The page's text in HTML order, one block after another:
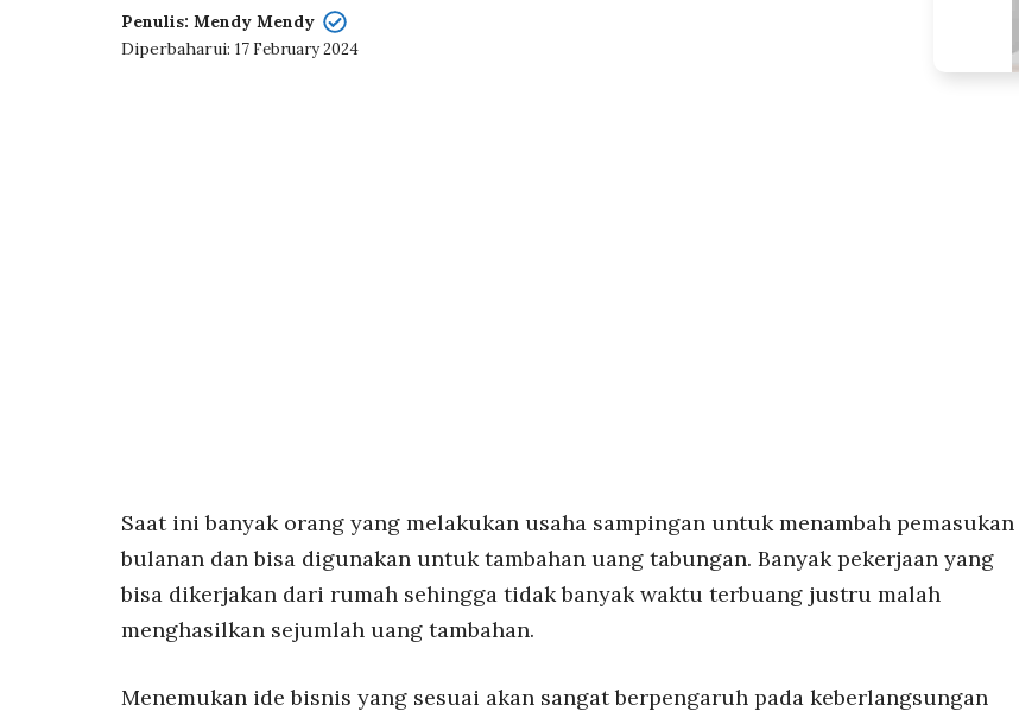
Penulis: Mendy Mendy
Diperbaharui: 17 February 2024
Saat ini banyak orang yang melakukan usaha sampingan untuk menambah pemasukan
bulanan dan bisa digunakan untuk tambahan uang tabungan. Banyak pekerjaan yang
bisa dikerjakan dari rumah sehingga tidak banyak waktu terbuang justru malah
menghasilkan sejumlah uang tambahan.
Menemukan ide bisnis yang sesuai akan sangat berpengaruh pada keberlangsungan